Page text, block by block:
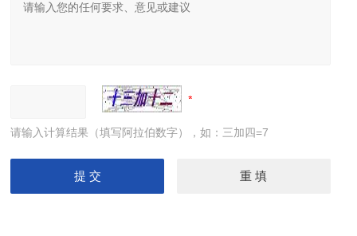
请输入计算结果（填写阿拉伯数字），如：三加四=7